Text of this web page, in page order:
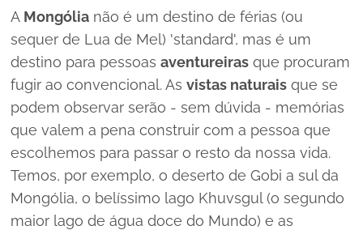
A Mongólia não é um destino de férias (ou
sequer de Lua de Mel) 'standard', mas é um
destino para pessoas aventureiras que procuram
fugir ao convencional. As vistas naturais que se
podem observar serão - sem dúvida - memórias
que valem a pena construir com a pessoa que
escolhemos para passar o resto da nossa vida.
Temos, por exemplo, o deserto de Gobi a sul da
Mongólia, o belíssimo lago Khuvsgul (o segundo
maior lago de água doce do Mundo) e as